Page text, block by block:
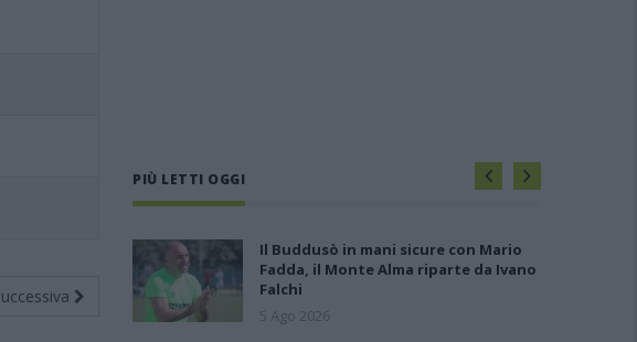
PIÙ LETTI OGGI
Il Buddusò in mani sicure con Mario
Fadda, il Monte Alma riparte da Ivano
Falchi
5 Ago 2026